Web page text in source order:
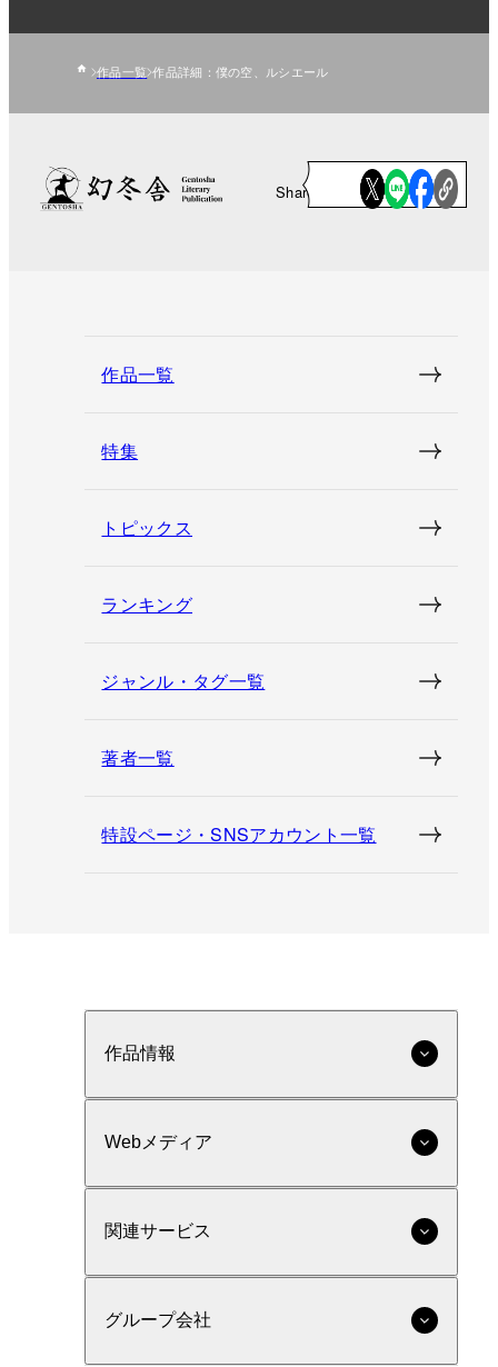
作品一覧 作品詳細：僕の空、ルシエール
Share
作品一覧
特集
トピックス
ランキング
ジャンル・タグ一覧
著者一覧
特設ページ・SNSアカウント一覧
作品情報
Webメディア
関連サービス
グループ会社